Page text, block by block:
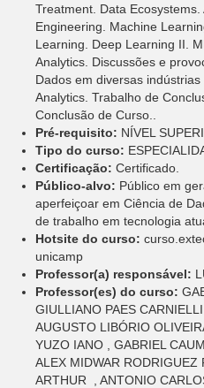
Treatment. Data
Engineering. Machine
Learning. Deep Learning II.
Analytics. Discussões e
Dados em diversas
Analytics. Trabalho de
Conclusão de Curso..
Pré-requisito: NÍVEL
Tipo do curso:
Certificação: Certificado.
Público-alvo: Público em
aperfeiçoar em Ciência de
de trabalho em tecnologia
Hotsite do curso:
unicamp
Professor(a) responsável:
Professor(es) do curso:
GIULLIANO PAES
AUGUSTO LIBÓRIO
YUZO IANO , GABRIEL
ALEX MIDWAR RODRIGUEZ
ARTHUR , ANTONIO